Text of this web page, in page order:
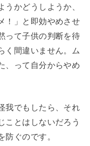
かどうしようか、
！」と即効やめさせ
って子供の判断を待
く間違いません。ム
、って自分からやめ
我でもしたら、それ
ことはしないだろう
防ぐのです。